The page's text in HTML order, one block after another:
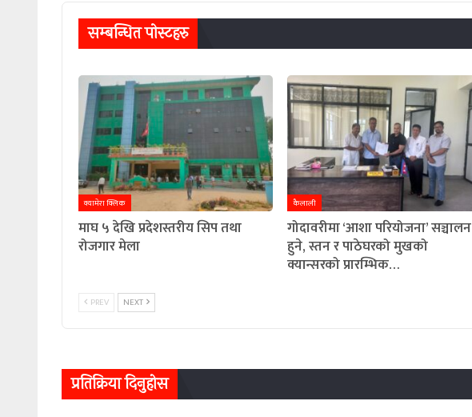
सम्बन्धित पाेस्टहरु
क्यामेरा क्लिक
माघ ५ देखि प्रदेशस्तरीय सिप तथा
रोजगार मेला
कैलाली
गोदावरीमा ‘आशा परियोजना’ सञ्चालन
हुने, स्तन र पाठेघरको मुखको
क्यान्सरको प्रारम्भिक…
PREV NEXT
प्रतिक्रिया दिनुहोस